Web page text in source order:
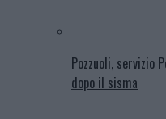
Pozzuoli, servizio
dopo il sisma